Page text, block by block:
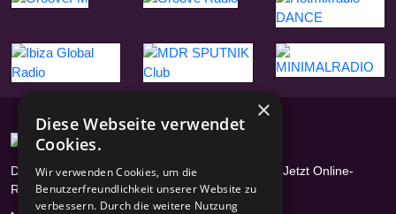
Das Radioportal mit über 17400 Radiosendern - Jetzt Online-
Radios hören
×
Diese Webseite verwendet
Cookies.
Wir verwenden Cookies, um die
Benutzerfreundlichkeit unserer Website zu
verbessern. Durch die weitere Nutzung